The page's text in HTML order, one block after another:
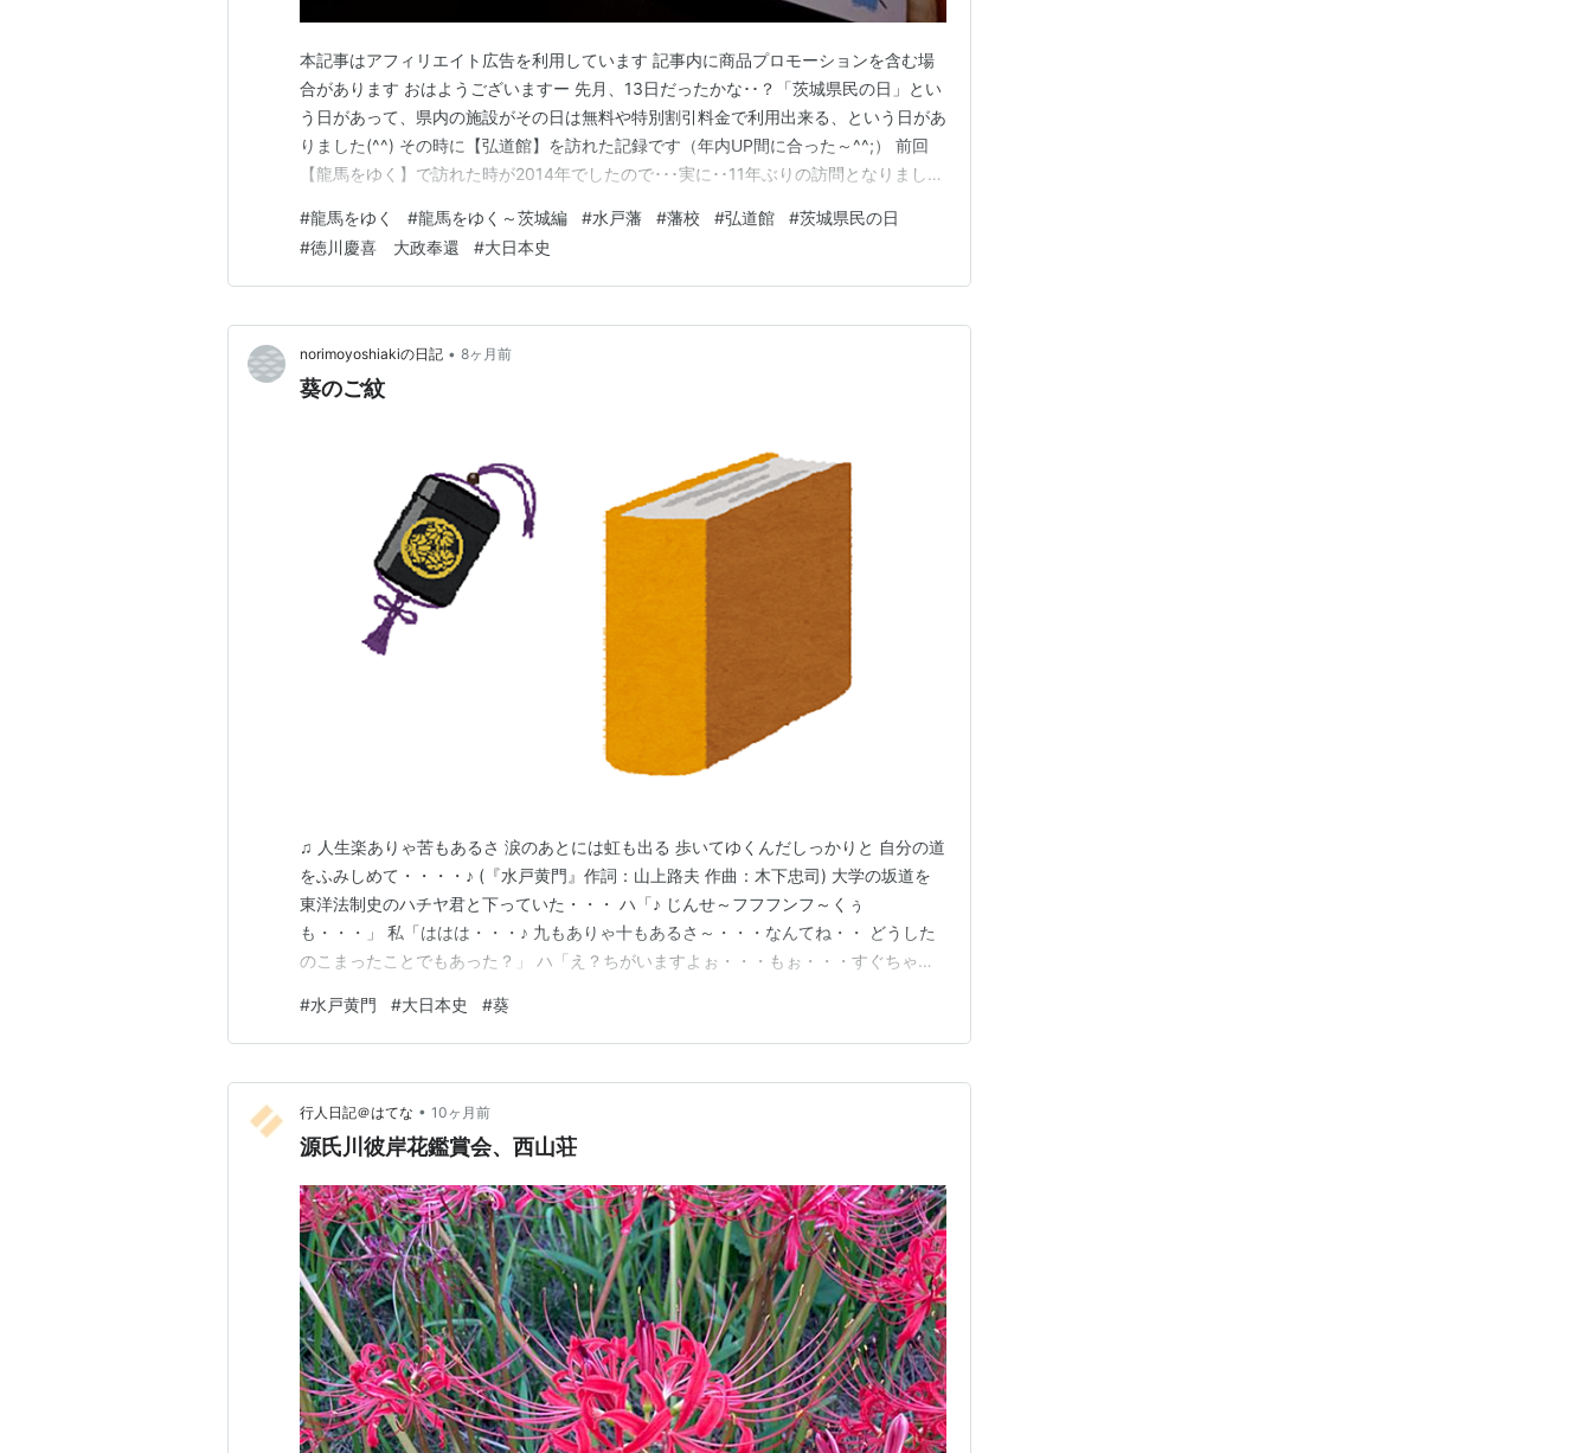
文徳天皇
卷廿八 本紀廿八
卷廿九 本紀廿九
陽成天皇
卷三十 本紀三十
光孝天皇
卷卅一 本紀卅一
宇多天皇
卷卅二 本紀卅二
醍醐天皇
卷卅四 本紀卅四
村上天皇
卷卅六 本紀卅六
卷卅七 本紀卅七
華山天皇
卷卅八 本紀卅八
一條天皇
卷卅九 本紀卅九
三條天皇
後三條天皇
卷卌四 本紀卌四
白河天皇
卷卌五 本紀卌五
堀河天皇
鳥羽天皇
卷卌七 本紀卌七
近衛天皇
卷卌九 本紀卌九
卷第五十 本紀五十
二條天皇
卷五十一 本紀五十一
六條天皇
卷五十二 本紀五十二
高倉天皇
卷五十三 本紀五十三
安徳天皇
卷五十四 本紀五十四
後鳥羽天皇
本記事はアフィリエイト広告を利用しています 記事内に商品プロモーションを含む場
合があります おはようございますー 先月、13日だったかな･･？「茨城県民の日」とい
う日があって、県内の施設がその日は無料や特別割引料金で利用出来る、という日があ
りました(^^) その時に【弘道館】を訪れた記録です（年内UP間に合った～^^;） 前回
【龍馬をゆく】で訪れた時が2014年でしたので･･･実に･･11年ぶりの訪問となりました
つ早さを実感いたします･･ 2014年時は県南部に居住しておりましたの…
#龍馬をゆく #龍馬をゆく～茨城編 #水戸藩 #藩校 #弘道館 #茨城県民の日
#徳川慶喜 大政奉還 #大日本史
norimoyoshiakiの日記 • 8ヶ月前
葵のご紋
♫ 人生楽ありゃ苦もあるさ 涙のあとには虹も出る 歩いてゆくんだしっかりと 自分の道
をふみしめて・・・・♪ (『水戸黄門』作詞：山上路夫 作曲：木下忠司) 大学の坂道を
東洋法制史のハチヤ君と下っていた・・・ ハ「♪ じんせ～フフフンフ～くぅ
も・・・」 私「ははは・・・♪ 九もありゃ十もあるさ～・・・なんてね・・ どうした
のこまったことでもあった？」 ハ「え？ちがいますよぉ・・・もぉ・・・すぐちゃか
印籠で悪者退治ができなくなるねぇ・・・」 ハ「またぁ・・・ええい・・・このコピ
ーが目に入らぬか！」 私「うん？何の本のコ…
#水戸黄門 #大日本史 #葵
行人日記＠はてな • 10ヶ月前
源氏川彼岸花鑑賞会、西山荘